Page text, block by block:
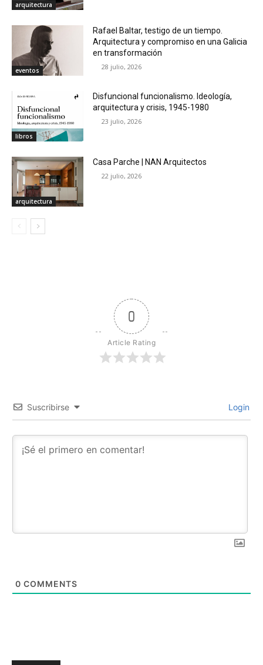
arquitectura
eventos
Rafael Baltar, testigo de un tiempo.
Arquitectura y compromiso en una Galicia
en transformación
28 julio, 2026
libros
Disfuncional funcionalismo. Ideología,
arquitectura y crisis, 1945-1980
23 julio, 2026
arquitectura
Casa Parche | NAN Arquitectos
22 julio, 2026
0
Article Rating
Suscribirse Login
0 COMMENTS